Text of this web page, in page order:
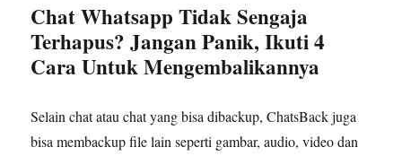
Chat Whatsapp Tidak Sengaja
Terhapus? Jangan Panik, Ikuti 4
Cara Untuk Mengembalikannya
Selain chat atau chat yang bisa dibackup, ChatsBack juga
bisa membackup file lain seperti gambar, audio, video dan